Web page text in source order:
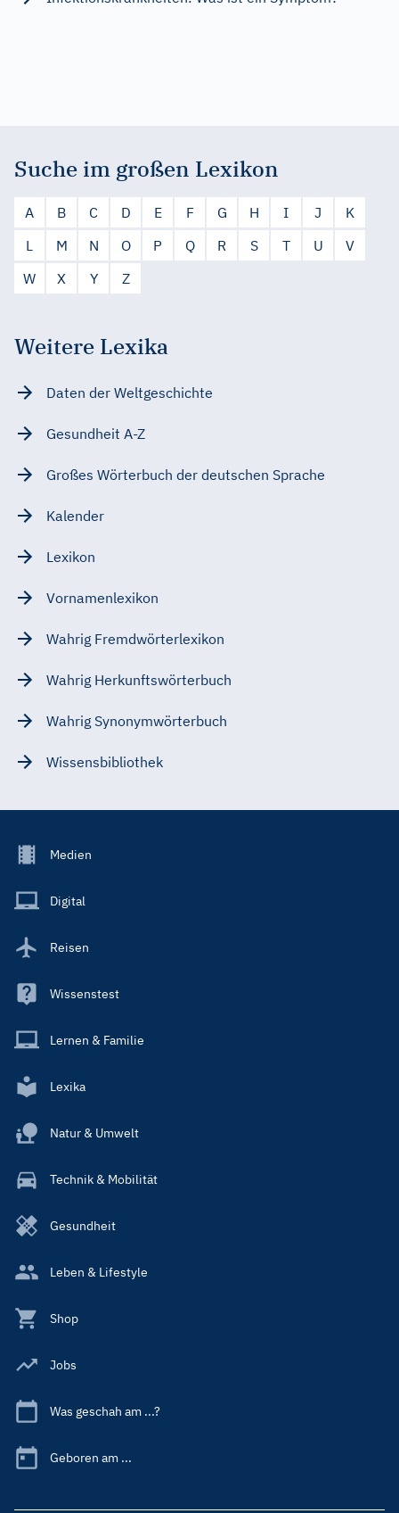
Suche im großen Lexikon
A B C D E F G H I J
K
L
M N O P Q R S T U
V
W
X Y Z
Weitere Lexika
Daten der Weltgeschichte
Gesundheit A-Z
Großes Wörterbuch der deutschen Sprache
Kalender
Lexikon
Vornamenlexikon
Wahrig Fremdwörterlexikon
Wahrig Herkunftswörterbuch
Wahrig Synonymwörterbuch
Wissensbibliothek
Footer
Main
Medien
Digital
Reisen
Wissenstest
Lernen & Familie
Lexika
Natur & Umwelt
Technik & Mobilität
Gesundheit
Leben & Lifestyle
Shop
Jobs
Was geschah am ...?
Geboren am ...